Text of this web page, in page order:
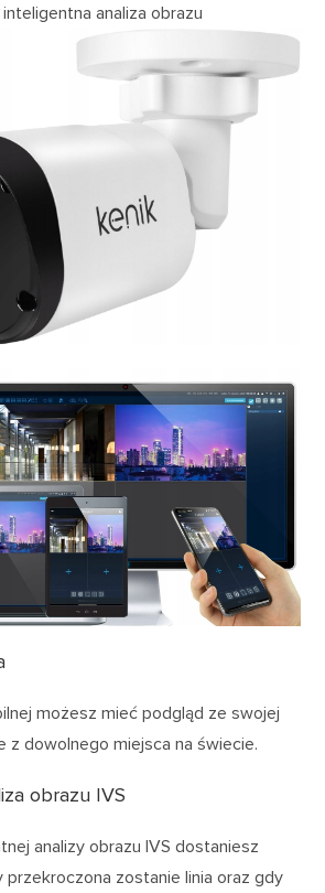
analiza obrazu
możesz mieć podgląd ze swojej
z dowolnego miejsca na świecie.
obrazu IVS
analizy obrazu IVS dostaniesz
zostanie linia oraz gdy